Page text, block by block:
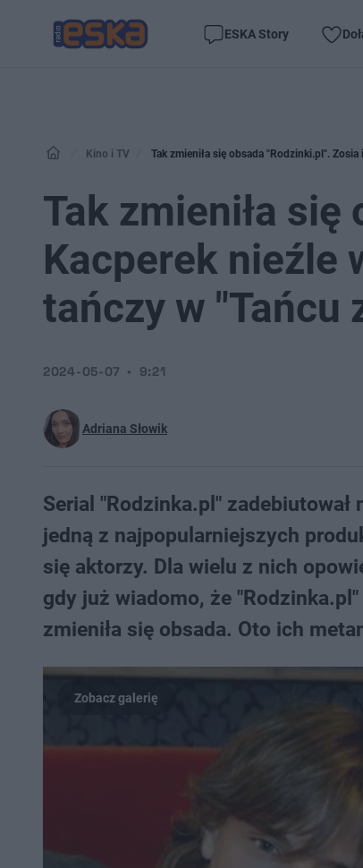
ESKA Story
Kino i TV Tak zmieniła się obsada "Rodzinki.pl".
Tak zmieniła
Kacperek nieźle
tańczy w "Tańcu
Adriana Słowik
2024-05-07 9:21
Serial "Rodzinka.pl"
jedną z najpopularniejszych
się aktorzy. Dla wielu z nich
gdy już wiadomo, że
zmieniła się obsada. Oto ich